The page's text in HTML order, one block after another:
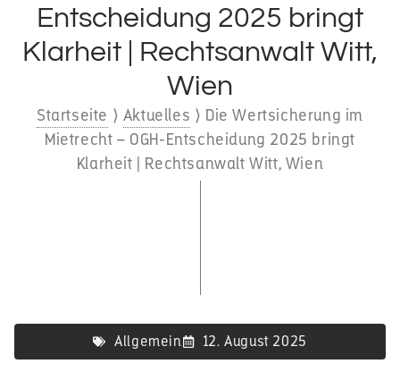
Entscheidung 2025 bringt
Klarheit | Rechtsanwalt Witt,
Wien
Startseite ⟩ Aktuelles ⟩ Die Wertsicherung im
Mietrecht – OGH-Entscheidung 2025 bringt
Klarheit | Rechtsanwalt Witt, Wien
Allgemein 12. August 2025